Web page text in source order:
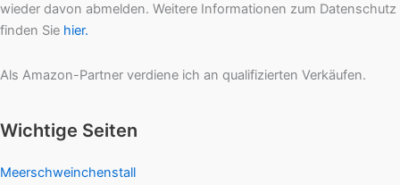
wieder davon abmelden. Weitere Informationen zum Datenschutz
finden Sie hier.
Als Amazon-Partner verdiene ich an qualifizierten Verkäufen.
Wichtige Seiten
Meerschweinchenstall